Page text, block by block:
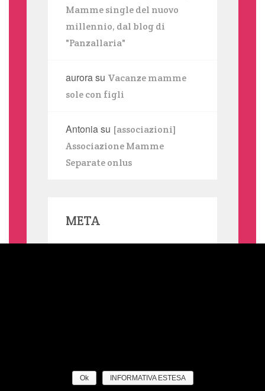
Mamme single del nuovo
millennio, dal blog di
"Panzallaria"
aurorasu Vacanze mamme
sole con figli
Antoniasu [associazioni]
Associazione Mamme
Separate onlus
META
Ok INFORMATIVA ESTESA